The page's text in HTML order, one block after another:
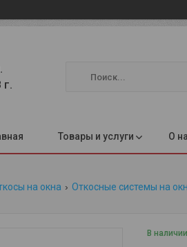
Товары и услуги О
на окна Откосные системы на
В наличии